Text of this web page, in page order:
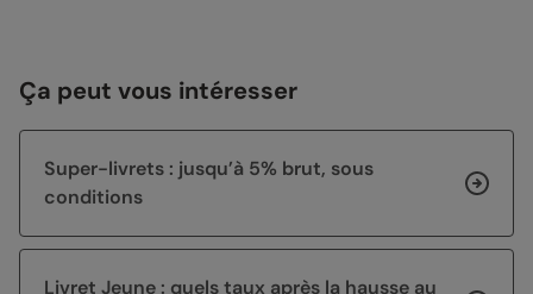
Ça peut vous intéresser
Super-livrets : jusqu’à 5% brut, sous
conditions
Livret Jeune : quels taux après la hausse au